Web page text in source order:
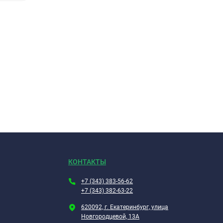
КОНТАКТЫ
+7 (343) 383-56-62
+7 (343) 382-63-22
620092, г. Екатеринбург, улица
Новгородцевой, 13А